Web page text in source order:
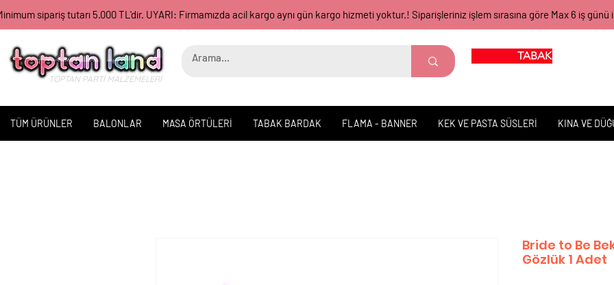
sipariş tutarı 5.000 TL'dir. UYARI: Firmamızda acil kargo aynı gün kargo hizmeti yoktur.! Siparişleriniz işlem sırasına göre Max 6 iş
TOPTAN PARTİ MALZEMELERİ
TABAK BARDAK
TÜM ÜRÜNLER BALONLAR MASA ÖRTÜLERİ TABAK BARDAK FLAMA - BANNER KEK VE PASTA SÜSLERİ KINA VE
Bride to Be
Gözlük 1 Adet